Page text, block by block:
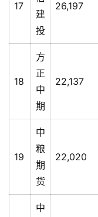
17
建
投
26,197
18
方
正
中
期
22,137
19
中
粮
期
货
22,020
中